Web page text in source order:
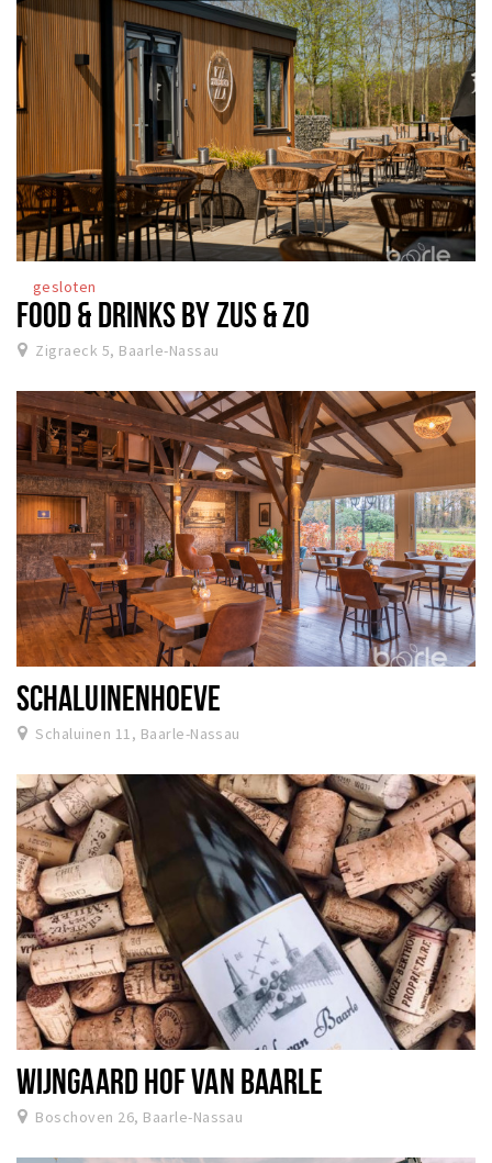
gesloten
FOOD & DRINKS BY ZUS & ZO
Zigraeck 5, Baarle-Nassau
SCHALUINENHOEVE
Schaluinen 11, Baarle-Nassau
WIJNGAARD HOF VAN BAARLE
Boschoven 26, Baarle-Nassau